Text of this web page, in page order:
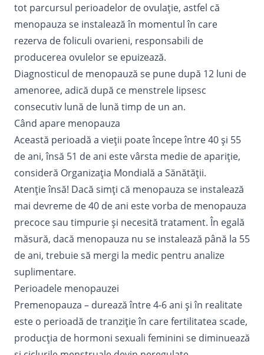
tot parcursul perioadelor de ovulație, astfel că
menopauza se instalează în momentul în care
rezerva de foliculi ovarieni, responsabili de
producerea ovulelor se epuizează.
Diagnosticul de menopauză se pune după 12 luni de
amenoree, adică după ce menstrele lipsesc
consecutiv lună de lună timp de un an.
Când apare menopauza
Această perioadă a vieții poate începe între 40 și 55
de ani, însă 51 de ani este vârsta medie de apariție,
consideră Organizația Mondială a Sănătății.
Atenție însă! Dacă simți că menopauza se instalează
mai devreme de 40 de ani este vorba de menopauza
precoce sau timpurie și necesită tratament. În egală
măsură, dacă menopauza nu se instalează până la 55
de ani, trebuie să mergi la medic pentru analize
suplimentare.
Perioadele menopauzei
Premenopauza – durează între 4-6 ani și în realitate
este o perioadă de tranziție în care fertilitatea scade,
producția de hormoni sexuali feminini se diminuează